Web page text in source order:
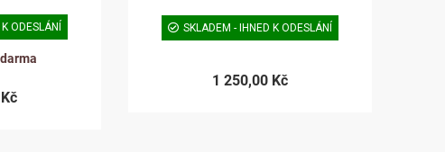
ODESLÁNÍ SKLADEM - IHNED K ODESLÁNÍ
1 250,00 Kč